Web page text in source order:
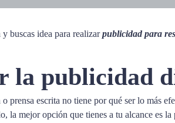
buscas idea para realizarpublicidad para
la publicidad
prensa escrita no tiene por qué ser lo más
la mejor opción que tienes a tu alcance es